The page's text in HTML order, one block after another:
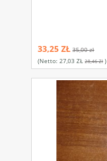
33,25 ZŁ 35,00 zł
(netto:27,03 ZŁ 28,46 Zł)